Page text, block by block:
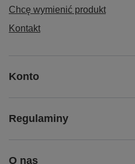
Chcę wymienić produkt
Kontakt
Konto
Regulaminy
O nas